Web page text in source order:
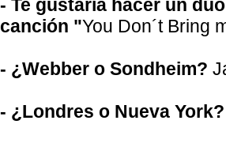
- Te gustaría hacer un
canción "You Don´t Bring
- ¿Webber o Sondheim?
- ¿Londres o Nueva York?